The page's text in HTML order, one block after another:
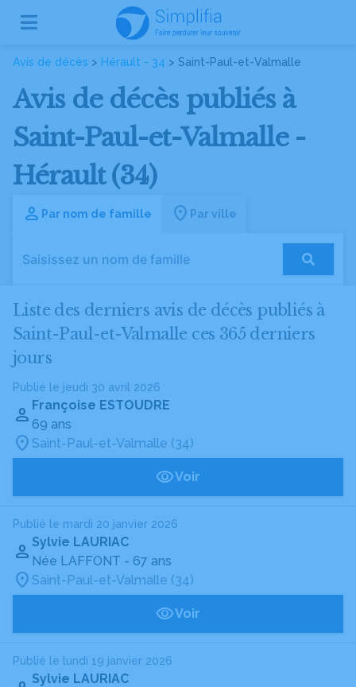
Avis de décès > Hérault - 34 > Saint-Paul-et-Valmalle
Avis de décès publiés à
Saint-Paul-et-Valmalle -
Hérault (34)
Par nom de famille Par ville
Liste des derniers avis de décès publiés à
Saint-Paul-et-Valmalle ces 365 derniers
jours
Publié le jeudi 30 avril 2026
Françoise ESTOUDRE
69 ans
Saint-Paul-et-Valmalle (34)
Voir
Publié le mardi 20 janvier 2026
Sylvie LAURIAC
Née LAFFONT - 67 ans
Saint-Paul-et-Valmalle (34)
Voir
Publié le lundi 19 janvier 2026
Sylvie LAURIAC